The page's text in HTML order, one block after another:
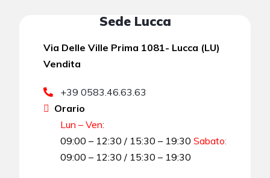
Sede Lucca
Via Delle Ville Prima 1081- Lucca (LU)
Vendita
+39 0583.46.63.63
Orario
Lun – Ven:
09:00 – 12:30 / 15:30 – 19:30 Sabato:
09:00 – 12:30 / 15:30 – 19:30